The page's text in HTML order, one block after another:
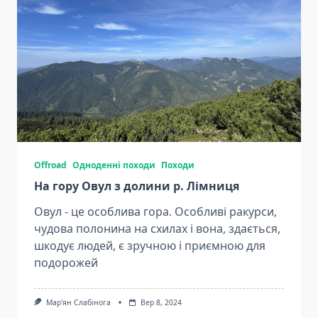
Offroad Одноденні походи Походи
На гору Овул з долини р. Лімниця
Овул - це особлива гора. Особливі ракурси,
чудова полонина на схилах і вона, здається,
шкодує людей, є зручною і приємною для
подорожей
Мар'ян Слабінога Вер 8, 2024